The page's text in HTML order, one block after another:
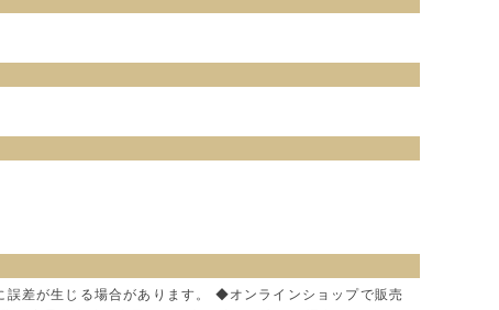
差が生じる場合があります。 ◆オンラインショップで販売